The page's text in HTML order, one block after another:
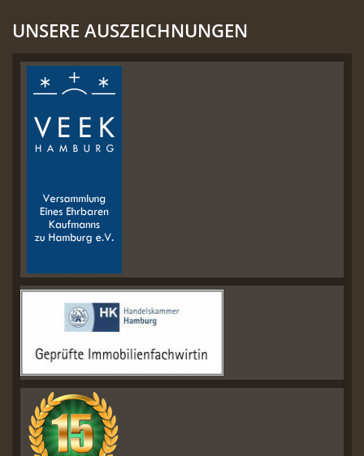
UNSERE AUSZEICHNUNGEN